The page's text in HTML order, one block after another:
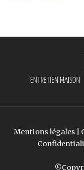
ENTRETIEN MAISON
Mentions légales